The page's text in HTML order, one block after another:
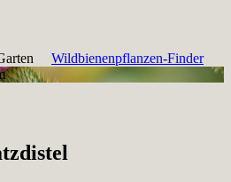
Wildbienenpflanzen-Finder